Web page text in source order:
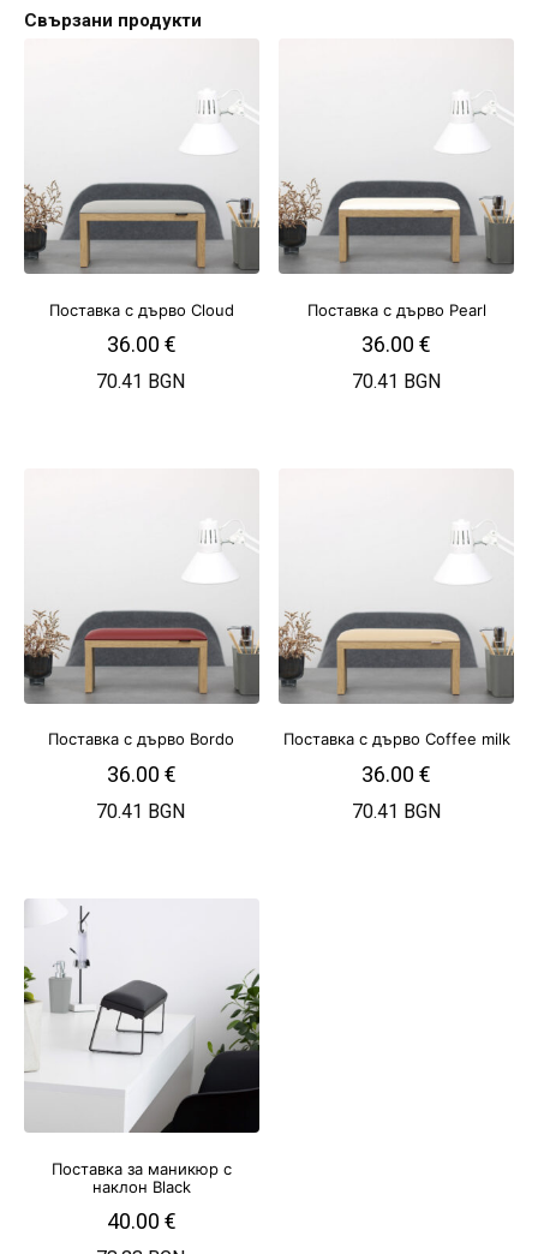
Свързани продукти
Поставка с дърво Cloud
36.00 €
70.41 BGN
Поставка с дърво Pearl
36.00€
70.41 BGN
Поставка с дърво Bordo
36.00 €
70.41 BGN
Поставка с дърво Coffee milk
36.00€
70.41 BGN
Поставка за маникюр с
наклон Black
40.00 €